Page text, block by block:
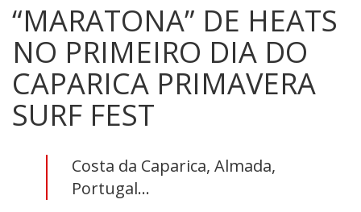
“MARATONA” DE HEATS
NO PRIMEIRO DIA DO
CAPARICA PRIMAVERA
SURF FEST
Costa da Caparica, Almada,
Portugal...